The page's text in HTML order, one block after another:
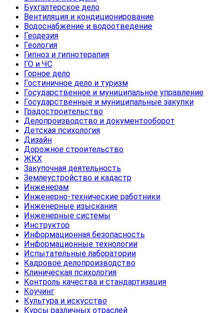
Бухгалтерское дело
Вентиляция и кондиционирование
Водоснабжение и водоотведение
Геодезия
Геология
Гипноз и гипнотерапия
ГО и ЧС
Горное дело
Гостиничное дело и туризм
Государственное и муниципальное управление
Государственные и муниципальные закупки
Градостроительство
Делопроизводство и документооборот
Детская психология
Дизайн
Дорожное строительство
ЖКХ
Закупочная деятельность
Землеустройство и кадастр
Инженерам
Инженерно-технические работники
Инженерные изыскания
Инженерные системы
Инструктор
Информационная безопасность
Информационные технологии
Испытательные лаборатории
Кадровое делопроизводство
Клиническая психология
Контроль качества и стандартизация
Коучинг
Культура и искусство
Курсы различных отраслей